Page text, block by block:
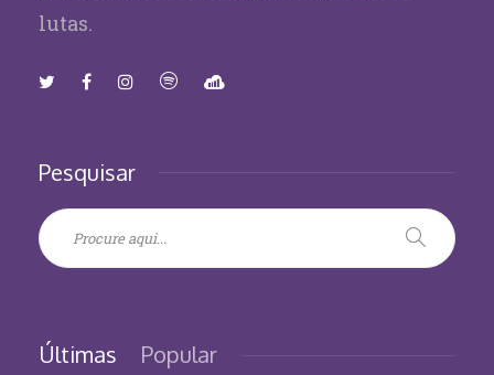
lutas.
Pesquisar
Últimas Popular